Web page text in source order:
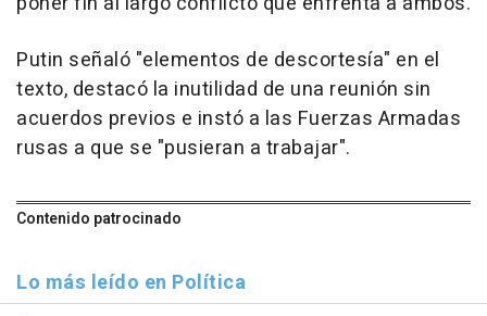
Putin señaló "elementos de descortesía" en el
texto, destacó la inutilidad de una reunión sin
acuerdos previos e instó a las Fuerzas Armadas
rusas a que se "pusieran a trabajar".
Contenido patrocinado
Lo más leído en Política